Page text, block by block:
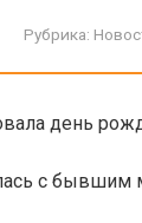
Рубрика:
день